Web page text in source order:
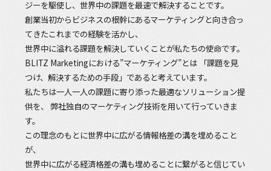
ジーを駆使し、世界中の課題を最速で解決することです。
創業当初からビジネスの根幹にあるマーケティングと向き合っ
てきたこれまでの経験を活かし、
世界中に溢れる課題を解決していくことが私たちの使命です。
BLITZ Marketingにおける”マーケティング”とは 「課題を見
つけ、解決するための手段」であると考えています。
私たちは一人一人の課題に寄り添った最適なソリューション提
供を、 弊社独自のマーケティング技術を用いて行っていきま
す。
この理念のもとに世界中に広がる情報格差の溝を埋めること
が、
世界中に広がる経済格差の溝も埋めることに繋がると信じてい